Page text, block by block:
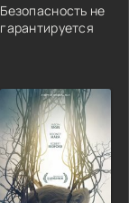
Безопасность не
гарантируется